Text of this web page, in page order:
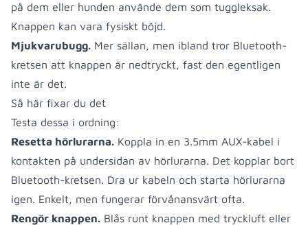
på dem eller hunden använde dem som tuggleksak.
Knappen kan vara fysiskt böjd.
Mjukvarubugg. Mer sällan, men ibland tror Bluetooth-
kretsen att knappen är nedtryckt, fast den egentligen
inte är det.
Så här fixar du det
Testa dessa i ordning:
Resetta hörlurarna. Koppla in en 3.5mm AUX-kabel i
kontakten på undersidan av hörlurarna. Det kopplar bort
Bluetooth-kretsen. Dra ur kabeln och starta hörlurarna
igen. Enkelt, men fungerar förvånansvärt ofta.
Rengör knappen. Blås runt knappen med tryckluft eller